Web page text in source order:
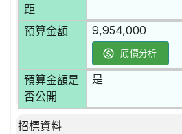
距
預算金額 9,954,000
底價分析
預算金額是
否公開
是
招標資料